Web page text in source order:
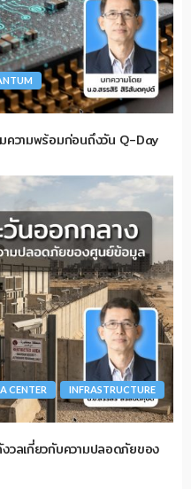
ความพร้อมก่อนถึงวัน Q-Day
CENTER
INFRASTRUCTURE
วลเกี่ยวกับความปลอดภัยของ